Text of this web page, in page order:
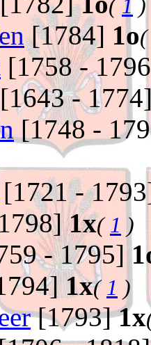
( 1 )
[1784] 1o
[1758 -
[1643 -
[1748 -
[1721 -
1x( 1 )
- 1795]
1x( 1 )
[1793]1x